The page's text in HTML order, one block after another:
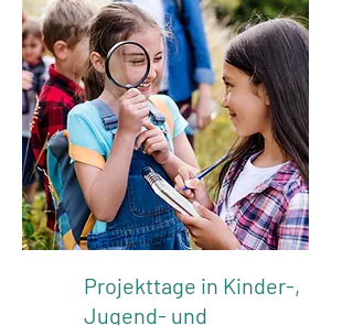
Projekttage in Kinder-,
Jugend- und